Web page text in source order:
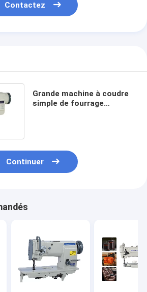
Contactez
Grande machine à coudre
simple de fourrage
Continuer